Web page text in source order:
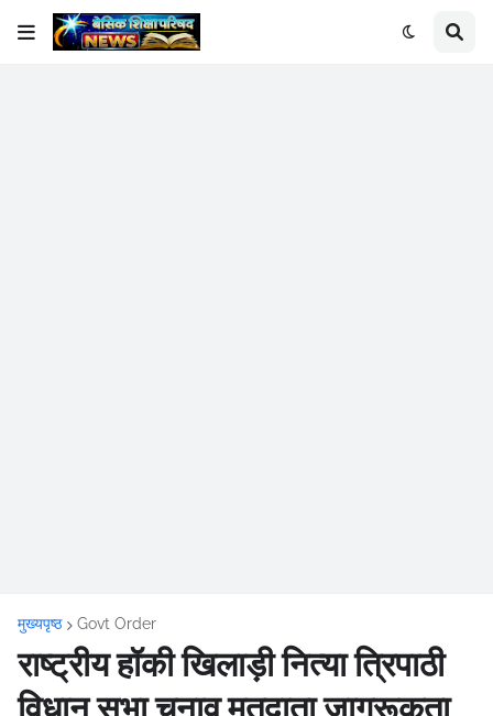
मुख्यपृष्ठ Govt Order
राष्ट्रीय हॉकी खिलाड़ी नित्या त्रिपाठी